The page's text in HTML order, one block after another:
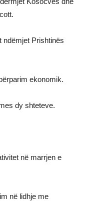
ndëmjet Prishtinës
ekonomik.
dy shteteve.
në marrjen e
në lidhje me